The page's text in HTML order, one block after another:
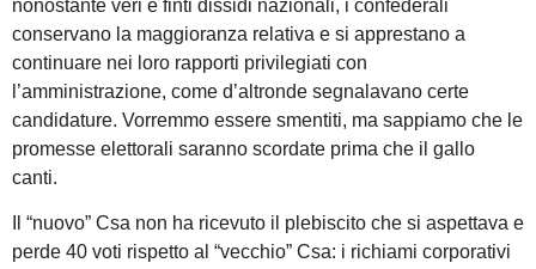
nonostante veri e finti dissidi nazionali, i confederali
conservano la maggioranza relativa e si apprestano a
continuare nei loro rapporti privilegiati con
l’amministrazione, come d’altronde segnalavano certe
candidature. Vorremmo essere smentiti, ma sappiamo che le
promesse elettorali saranno scordate prima che il gallo
canti.
Il “nuovo” Csa non ha ricevuto il plebiscito che si aspettava e
perde 40 voti rispetto al “vecchio” Csa: i richiami corporativi